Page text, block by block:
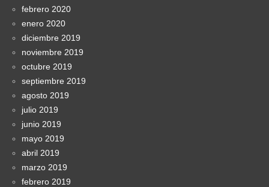
febrero 2020
enero 2020
diciembre 2019
noviembre 2019
octubre 2019
septiembre 2019
agosto 2019
julio 2019
junio 2019
mayo 2019
abril 2019
marzo 2019
febrero 2019